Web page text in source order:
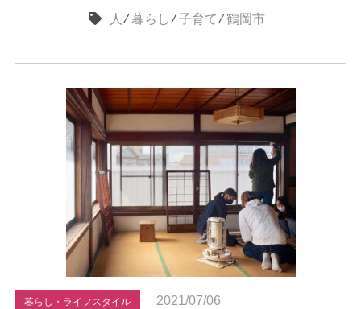
人 ⁄暮らし⁄子育て⁄鶴岡市
暮らし・ライフスタイル 2021/07/06